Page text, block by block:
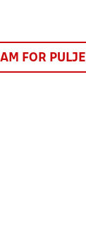
FOR PULJE